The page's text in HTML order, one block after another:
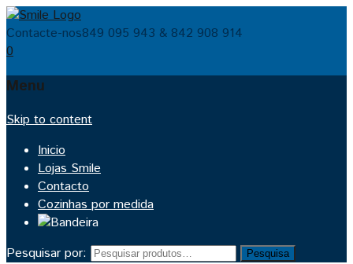
Contacte-nos849 095 943 & 842 908 914
0
Menu
Skip to content
Inicio
Lojas Smile
Contacto
Cozinhas por medida
Pesquisar por: Pesquisa